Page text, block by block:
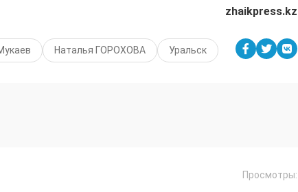
zhaikpress.kz
Наталья ГОРОХОВА Уральск
Просмотры: